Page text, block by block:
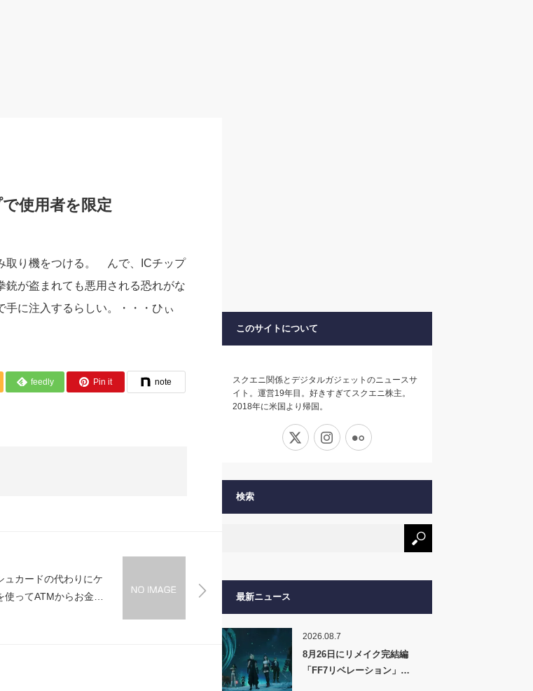
使用者を限定
取り機をつける。 んで、ICチップ
が盗まれても悪用される恐れがな
手に注入するらしい。・・・ひぃ
feedly Pin it note
ュカードの代わりにケ
使ってATMからお金お
このサイトについて
スクエニ関係とデジタルガジェットのニュースサ
イト。運営19年目。好きすぎてスクエニ株主。
2018年に米国より帰国。
Instagram
検索
最新ニュース
2026.08.7
8月26日にリメイク完結編
「FF7リベレーション」…